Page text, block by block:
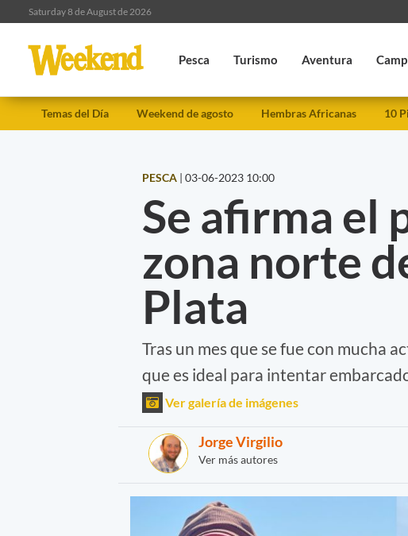
Saturday 8 de August de 2026
Pesca Turismo Aventura
Temas del Día Weekend de agosto Hembras Africanas 10
PESCA | 03-06-2023 10:00
Se afirma el
zona norte
Plata
Tras un mes que se fue con mucha
que es ideal para intentar
Ver galería de imágenes
Jorge Virgilio
Ver más autores